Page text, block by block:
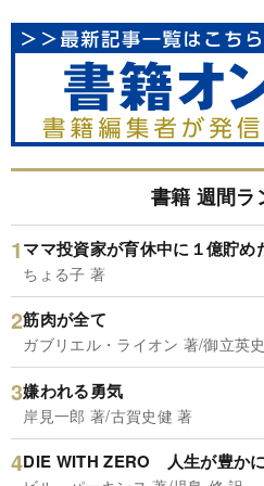
書籍 週間ラ
ママ投資家が育休中に１億貯め
ちょる子 著
筋肉が全て
ガブリエル・ライオン 著/御立英
嫌われる勇気
岸見一郎 著/古賀史健 著
DIE WITH ZERO 人生が豊か